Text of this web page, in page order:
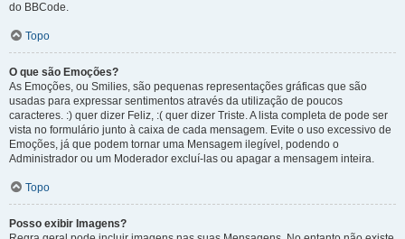
do BBCode.
Topo
O que são Emoções?
As Emoções, ou Smilies, são pequenas representações gráficas que são
usadas para expressar sentimentos através da utilização de poucos
caracteres. :) quer dizer Feliz, :( quer dizer Triste. A lista completa de pode ser
vista no formulário junto à caixa de cada mensagem. Evite o uso excessivo de
Emoções, já que podem tornar uma Mensagem ilegível, podendo o
Administrador ou um Moderador excluí-las ou apagar a mensagem inteira.
Topo
Posso exibir Imagens?